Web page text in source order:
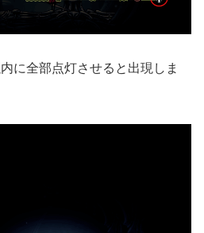
に全部点灯させると出現しま